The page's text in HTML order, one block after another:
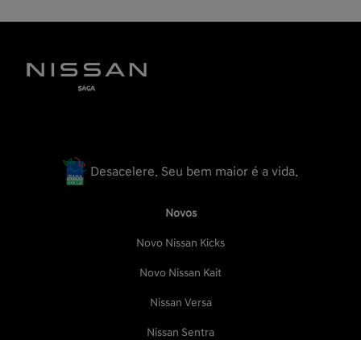
Desacelere. Seu bem maior é a vida.
Novos
Novo Nissan Kicks
Novo Nissan Kait
Nissan Versa
Nissan Sentra